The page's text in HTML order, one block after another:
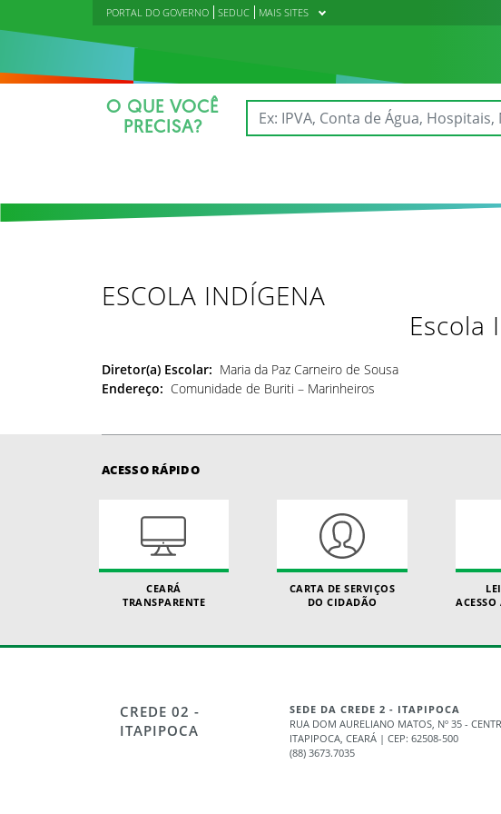
PORTAL DO GOVERNO SEDUC MAIS SITES
O QUE VOCÊ
PRECISA?
ESCOLA INDÍGENA
Escola
Diretor(a) Escolar: Maria da Paz Carneiro de Sousa
Endereço: Comunidade de Buriti – Marinheiros
ACESSO RÁPIDO
CEARÁ
TRANSPARENTE
CARTA DE SERVIÇOS
DO CIDADÃO
CREDE 02 -
ITAPIPOCA
SEDE DA CREDE 2 - ITAPIPOCA
RUA DOM AURELIANO MATOS, Nº 35 -
ITAPIPOCA, CEARÁ | CEP: 62508-500
(88) 3673.7035